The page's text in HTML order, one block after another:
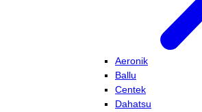
Aeronik
Ballu
Centek
Dahatsu